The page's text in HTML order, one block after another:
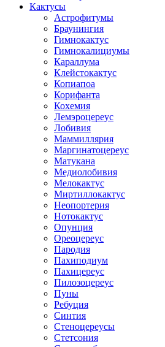
Кактусы
Астрофитумы
Браунингия
Гимнокактус
Гимнокалициумы
Караллума
Клейстокактус
Копиапоа
Корифанта
Кохемия
Лемэроцереус
Лобивия
Маммиллярия
Маргинатоцереус
Матукана
Медиолобивия
Мелокактус
Миртиллокактус
Неопортерия
Нотокактус
Опунция
Ореоцереус
Пародия
Пахиподиум
Пахицереус
Пилозоцереус
Пуны
Ребуция
Синтия
Стеноцереусы
Стетсония